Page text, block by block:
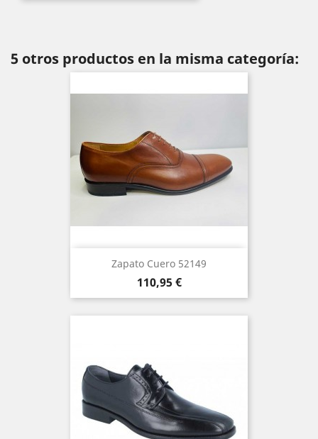
5 otros productos en la misma categoría:
Zapato Cuero 52149
Precio
110,95 €